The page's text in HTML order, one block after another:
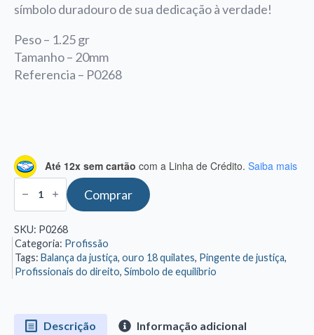
símbolo duradouro de sua dedicação à verdade!
Peso – 1.25 gr
Tamanho – 20mm
Referencia – P0268
Até 12x sem cartão com a Linha de Crédito. Saiba mais
Pingente
do
Direito
da
Justiça:
Símbolo
de
quantidade
Comprar
SKU: P0268
Categoria: Profissão
Tags: Balança da justiça, ouro 18 quilates, Pingente de justiça,
Profissionais do direito, Símbolo de equilíbrio
Descrição Informação adicional